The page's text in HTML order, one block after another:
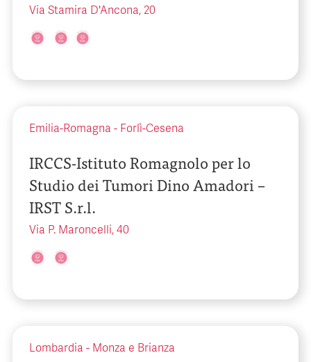
Via Stamira D'Ancona, 20
Emilia-Romagna - Forlì-Cesena
IRCCS-Istituto Romagnolo per lo
Studio dei Tumori Dino Amadori –
IRST S.r.l.
Via P. Maroncelli, 40
Lombardia - Monza e Brianza